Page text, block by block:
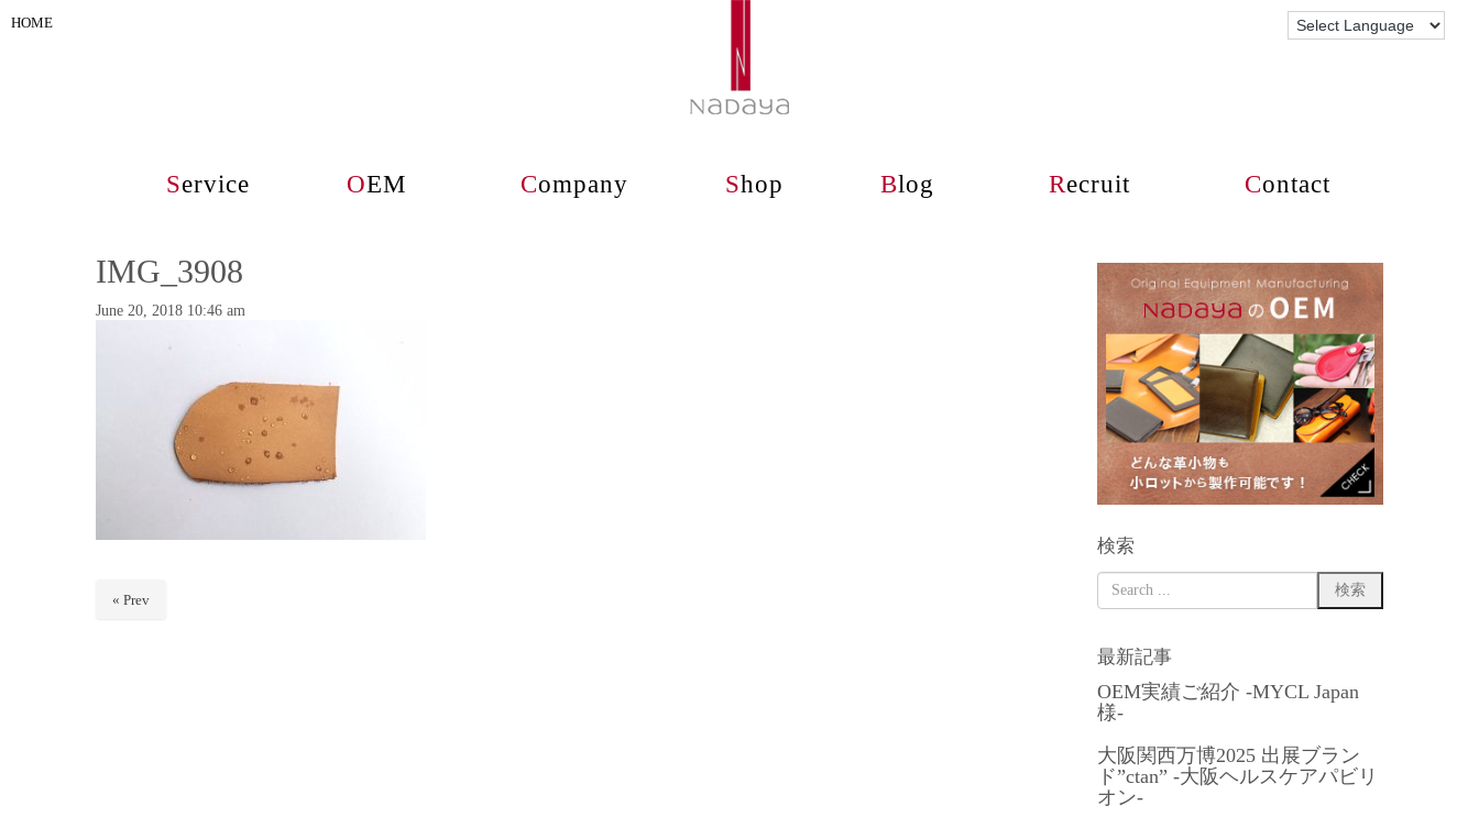
HOME
Service OEM Company Shop Blog Recruit Contact
IMG_3908
June 20, 2018 10:46 am
« Prev
検索
最新記事
OEM実績ご紹介 -MYCL Japan
様-
大阪関西万博2025 出展ブラン
ド”ctan” -大阪ヘルスケアパビリ
オン-